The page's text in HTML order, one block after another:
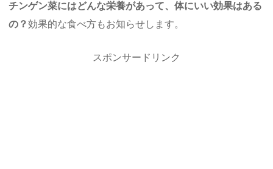
チンゲン菜にはどんな栄養があって、体にいい効果はある
の？効果的な食べ方もお知らせします。
スポンサードリンク